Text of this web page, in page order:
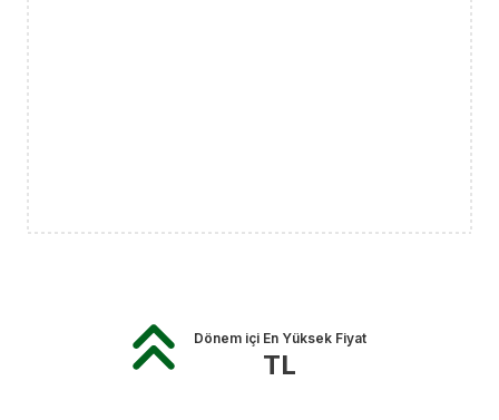
Dönem içi En Yüksek Fiyat
TL